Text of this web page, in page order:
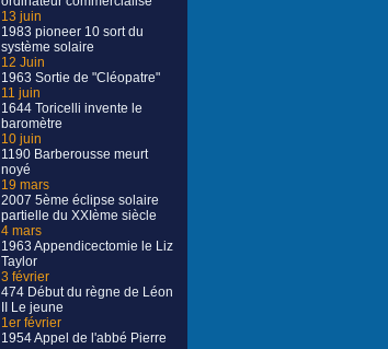
13 juin
1983 pioneer 10 sort du
système solaire
12 Juin
1963 Sortie de "Cléopatre"
11 juin
1644 Toricelli invente le
baromètre
10 juin
1190 Barberousse meurt
noyé
19 mars
2007 5ème éclipse solaire
partielle du XXIème siècle
4 mars
1963 Appendicectomie le Liz
Taylor
3 février
474 Début du règne de Léon
II Le jeune
1er février
1954 Appel de l'abbé Pierre